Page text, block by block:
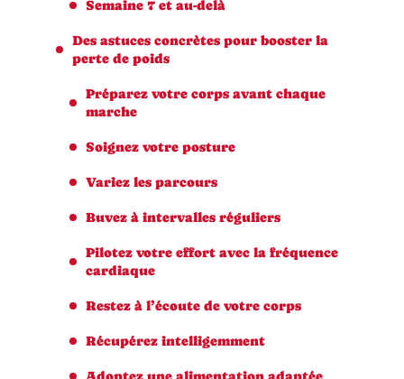
Semaine 7 et au-delà
Des astuces concrètes pour booster la
perte de poids
Préparez votre corps avant chaque
marche
Soignez votre posture
Variez les parcours
Buvez à intervalles réguliers
Pilotez votre effort avec la fréquence
cardiaque
Restez à l’écoute de votre corps
Récupérez intelligemment
Adoptez une alimentation adaptée